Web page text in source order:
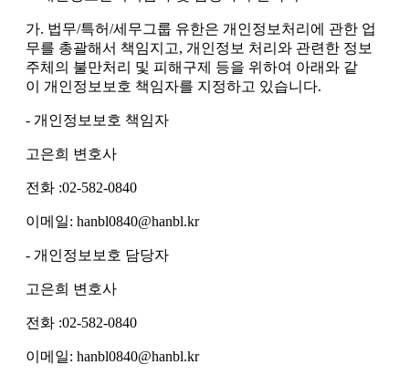
가. 법무/특허/세무그룹 유한은 개인정보처리에 관한 업
무를 총괄해서 책임지고, 개인정보 처리와 관련한 정보
주체의 불만처리 및 피해구제 등을 위하여 아래와 같
이 개인정보보호 책임자를 지정하고 있습니다.
- 개인정보보호 책임자
고은희 변호사
전화 :02-582-0840
이메일: hanbl0840@hanbl.kr
- 개인정보보호 담당자
고은희 변호사
전화 :02-582-0840
이메일: hanbl0840@hanbl.kr